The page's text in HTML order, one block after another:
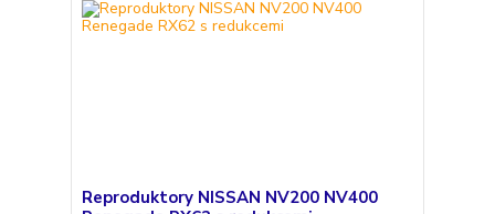
Reproduktory NISSAN NV200 NV400